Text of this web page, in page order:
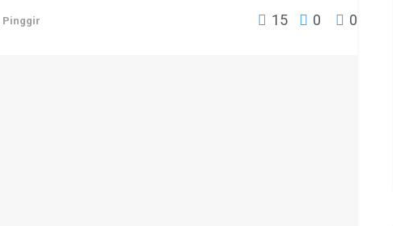
Pinggir 15 0 0